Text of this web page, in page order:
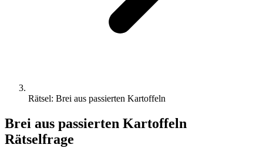
Rätsel: Brei aus passierten Kartoffeln
Brei aus passierten Kartoffeln
Rätselfrage